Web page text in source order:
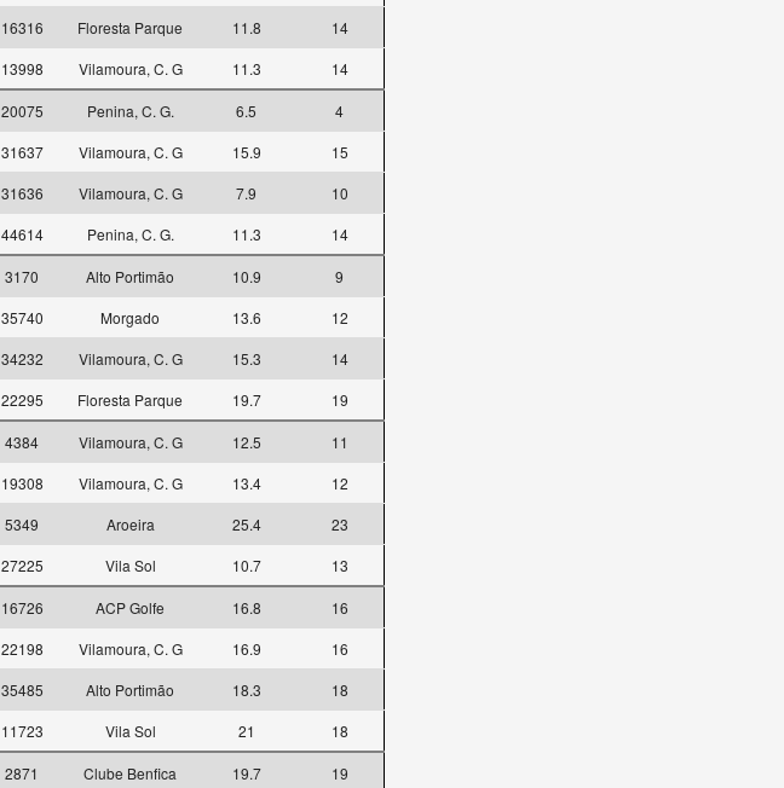
16316 Floresta Parque 11.8
14
13998 Vilamoura, C. G 11.3 14
20075 Penina, C. G. 6.5
4
31637 Vilamoura, C. G 15.9
15
31636 Vilamoura, C. G 7.9
10
44614 Penina, C. G. 11.3 14
3170 Alto Portimão 10.9
9
35740 Morgado 13.6
12
34232 Vilamoura, C. G 15.3
14
22295 Floresta Parque 19.7 19
4384 Vilamoura, C. G 12.5
11
19308 Vilamoura, C. G 13.4
12
5349 Aroeira 25.4
23
27225 Vila Sol 10.7 13
16726 ACP Golfe 16.8
16
22198 Vilamoura, C. G 16.9
16
35485 Alto Portimão 18.3
18
11723 Vila Sol 21 18
2871 Clube Benfica 19.7
19